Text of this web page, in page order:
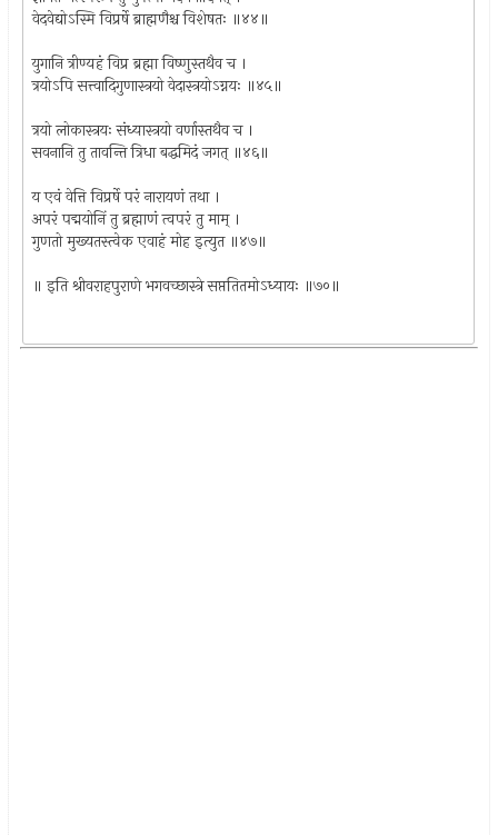
वेदवेद्योऽस्मि विप्रर्षे ब्राह्मणैश्च विशेषतः ॥४४॥
युगानि त्रीण्यहं विप्र ब्रह्मा विष्णुस्तथैव च ।
त्रयोऽपि सत्त्वादिगुणास्त्रयो वेदास्त्रयोऽग्नयः ॥४५॥
त्रयो लोकास्त्रयः संध्यास्त्रयो वर्णास्तथैव च ।
सवनानि तु तावन्ति त्रिधा बद्धमिदं जगत् ॥४६॥
य एवं वेत्ति विप्रर्षे परं नारायणं तथा ।
अपरं पद्मयोनिं तु ब्रह्माणं त्वपरं तु माम् ।
गुणतो मुख्यतस्त्वेक एवाहं मोह इत्युत ॥४७॥
॥ इति श्रीवराहपुराणे भगवच्छास्त्रे सप्ततितमोऽध्यायः ॥७०॥